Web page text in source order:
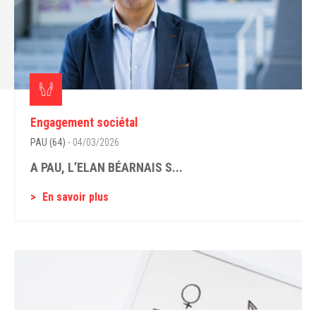
Engagement sociétal
PAU (64) - 04/03/2026
A PAU, L’ELAN BÉARNAIS S...
En savoir plus